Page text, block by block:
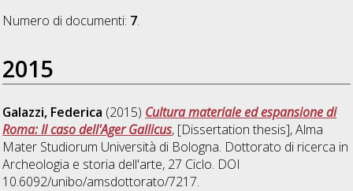
Numero di documenti: 7.
2015
Galazzi, Federica (2015) Cultura materiale ed espansione di
Roma: Il caso dell'Ager Gallicus, [Dissertation thesis], Alma
Mater Studiorum Università di Bologna. Dottorato di ricerca in
Archeologia e storia dell'arte, 27 Ciclo. DOI
10.6092/unibo/amsdottorato/7217.